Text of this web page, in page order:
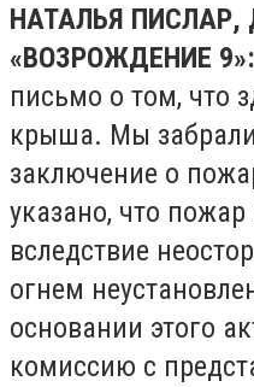
НАТАЛЬЯ ПИСЛАР,
«ВОЗРОЖДЕНИЕ 9»:
письмо о том, что
крыша. Мы
заключение о
указано, что
вследствие
огнем
основании этого
комиссию с